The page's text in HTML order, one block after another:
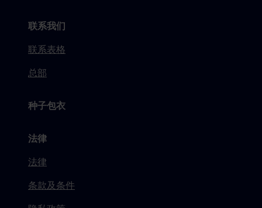
联系我们
联系表格
总部
种子包衣
法律
法律
条款及条件